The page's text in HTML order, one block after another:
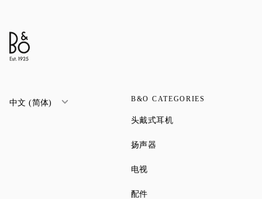
中文 (简体) B&O CATEGORIES
头戴式耳机
扬声器
电视
配件Link Opens in New Tab